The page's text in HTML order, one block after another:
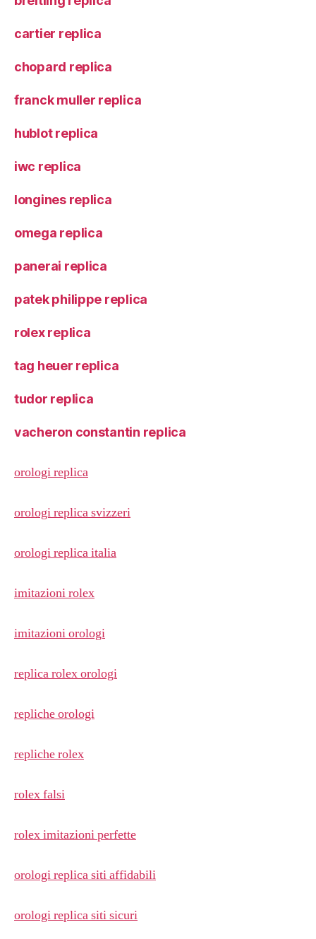
cartier replica
chopard replica
franck muller replica
hublot replica
iwc replica
longines replica
omega replica
panerai replica
patek philippe replica
rolex replica
tag heuer replica
tudor replica
vacheron constantin replica
orologi replica
orologi replica svizzeri
orologi replica italia
imitazioni rolex
imitazioni orologi
replica rolex orologi
repliche orologi
repliche rolex
rolex falsi
rolex imitazioni perfette
orologi replica siti affidabili
orologi replica siti sicuri